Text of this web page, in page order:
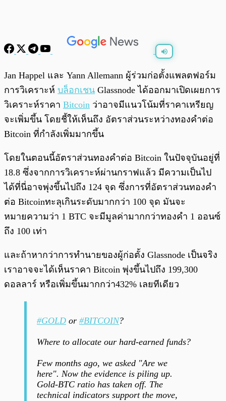
Jan Happel และ Yann Allemann ผู้ร่วมก่อตั้งแพลตฟอร์ม
การวิเคราะห์ บล็อกเชน Glassnode ได้ออกมาเปิดเผยการ
วิเคราะห์ราคา Bitcoin ว่าอาจมีแนวโน้มที่ราคาเหรียญ
จะเพิ่มขึ้น โดยชี้ให้เห็นถึง อัตราส่วนระหว่างทองคำต่อ
Bitcoin ที่กำลังเพิ่มมากขึ้น
โดยในตอนนี้อัตราส่วนทองคำต่อ Bitcoin ในปัจจุบันอยู่ที่
18.8 ซึ่งจากการวิเคราะห์ผ่านกราฟแล้ว มีความเป็นไป
ได้ที่นี่อาจพุ่งขึ้นไปถึง 124 จุด ซึ่งการที่อัตราส่วนทองคำ
ต่อ Bitcoinทะลุเกินระดับมากกว่า 100 จุด มันจะ
หมายความว่า 1 BTC จะมีมูลค่ามากกว่าทองคำ 1 ออนซ์
ถึง 100 เท่า
และถ้าหากว่าการทำนายของผู้ก่อตั้ง Glassnode เป็นจริง
เราอาจจะได้เห็นราคา Bitcoin พุ่งขึ้นไปถึง 199,300
ดอลลาร์ หรือเพิ่มขึ้นมากกว่า432% เลยทีเดียว
#GOLD or #BITCOIN?
Where to allocate our hard-earned funds?
Few months ago, we asked "Are we
here". Now the evidence is piling up.
Gold-BTC ratio has taken off. The
technical indicators support the move,